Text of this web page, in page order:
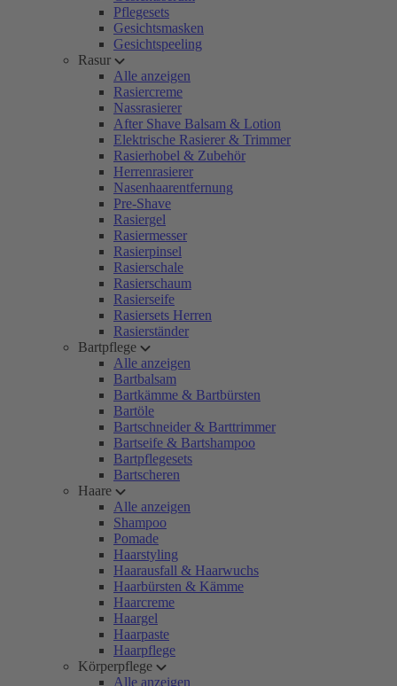
Pflegesets
Gesichtsmasken
Gesichtspeeling
Rasur
Alle anzeigen
Rasiercreme
Nassrasierer
After Shave Balsam & Lotion
Elektrische Rasierer & Trimmer
Rasierhobel & Zubehör
Herrenrasierer
Nasenhaarentfernung
Pre-Shave
Rasiergel
Rasiermesser
Rasierpinsel
Rasierschale
Rasierschaum
Rasierseife
Rasiersets Herren
Rasierständer
Bartpflege
Alle anzeigen
Bartbalsam
Bartkämme & Bartbürsten
Bartöle
Bartschneider & Barttrimmer
Bartseife & Bartshampoo
Bartpflegesets
Bartscheren
Haare
Alle anzeigen
Shampoo
Pomade
Haarstyling
Haarausfall & Haarwuchs
Haarbürsten & Kämme
Haarcreme
Haargel
Haarpaste
Haarpflege
Körperpflege
Alle anzeigen